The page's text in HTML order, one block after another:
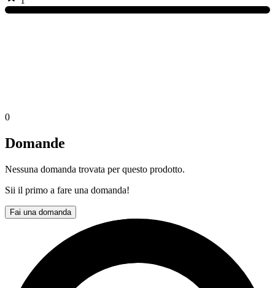
0
Domande
Nessuna domanda trovata per questo prodotto.
Sii il primo a fare una domanda!
Fai una domanda